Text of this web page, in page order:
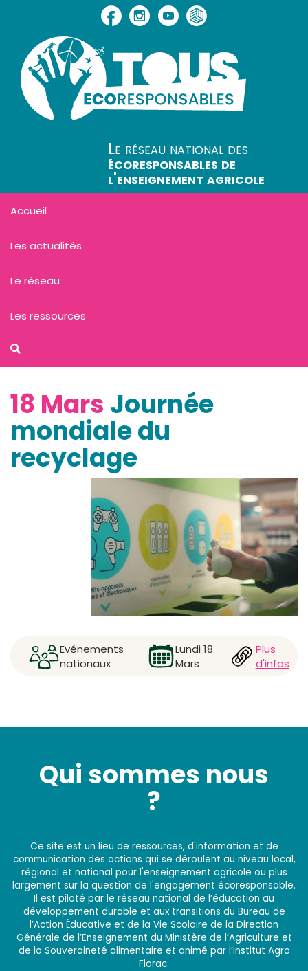
18 Mars Journée
mondiale du
recyclage
Evénements
nationaux
Lundi 18
Mars
Plus
d'infos
Le réseau national des
écoresponsables de
l'enseignement agricole
Accueil
Les actualités
Le réseau
Les ressources
Qui sommes nous
?
Ce site est un lieu de ressources, d'information et de
communication des actions qui se déroulent au niveau local,
régional et national pour l'enseignement agricole ou plus
largement sur la question de l'engagement écoresponsable.
Il est piloté par le réseau national de l’éducation au
développement durable et aux transitions du Bureau de
l’Action Éducative et de la Vie Scolaire de la Direction
Générale de l’Enseignement du Ministère de l’Agriculture et
de la Souveraineté alimentaire et animé par l’institut Agro
Florac.